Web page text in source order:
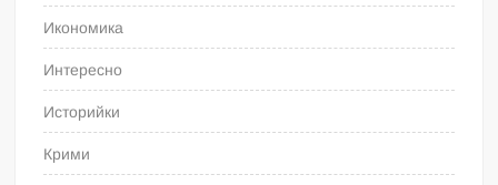
Икономика
Интересно
Историйки
Крими